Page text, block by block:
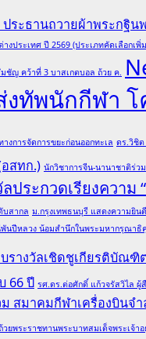
ระธานถวายผ้าพระกฐิ
งประเทศ ปี 2569 (ประเภทคัดเลือกเพิ่
ชัญ คว้าที่ 3 บาสเกตบอล ถ้วย ค.
ทัพนักกีฬา
งการจัดการขยะก่อนออกทะเล ดร.วิชิต
สทก.) นักวิชาการจีน-นานาชาติร่
ประกวดเรียงควา
บสากล ม.กรุงเทพธนบุรี แสดงความยิน
พันปีหลวง น้อมสำนึกในพระมหากรุณา
รางวัลเชิดชูเกียรติบัณ
66 ปี รศ.ดร.ต่อศักดิ์ แก้วจรัสวิไล ผู้
ม สมาคมกีฬาเครื่องบินจ
พระราชทานพระบาทสมเด็จพระเจ้า